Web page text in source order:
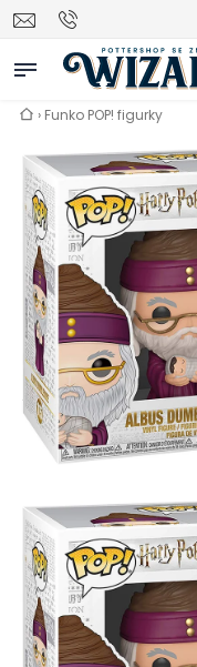
Vyhledávání
› Funko POP! figurky